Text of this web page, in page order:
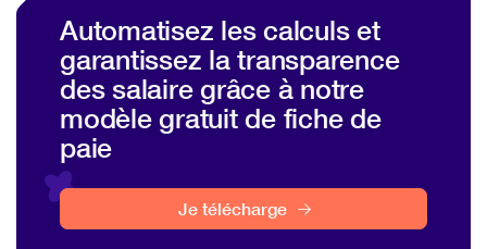
Automatisez les calculs et
garantissez la transparence
des salaire grâce à notre
modèle gratuit de fiche de
paie
Je télécharge